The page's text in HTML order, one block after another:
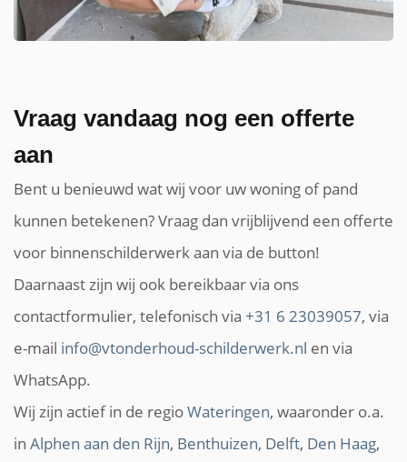
Vraag vandaag nog een offerte
aan
Bent u benieuwd wat wij voor uw woning of pand
kunnen betekenen? Vraag dan vrijblijvend een offerte
voor binnenschilderwerk aan via de button!
Daarnaast zijn wij ook bereikbaar via ons
contactformulier, telefonisch via +31 6 23039057, via
e-mail info@vtonderhoud-schilderwerk.nl en via
WhatsApp.
Wij zijn actief in de regioWateringen, waaronder o.a.
in Alphen aan den Rijn, Benthuizen, Delft, Den Haag,